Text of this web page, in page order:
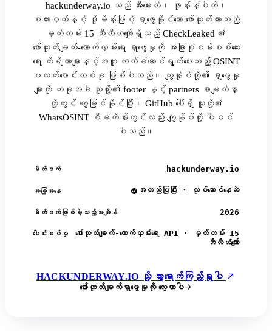
hackunderway.io သည် အီးမေးလ်၊ ဖုန်းနံပါတ်၊
စကားဝှက်နှင့် ဒိုမိန်းဖြင့် ရှာဖွေနိုင်သော ဖော်ထုတ်ထားသည့်
မှတ်တမ်း 15 ဘီလီယံကျော်ရှိသည့် CheckLeaked ၏
ဖော်ထုတ်ချက်-ထောက်လှမ်းရေး ရှာဖွေမှုကို အခြားစုံစမ်းစစ်ဆေး
ရေး ကိရိယာများနှင့်အတူ လက်ခံဆောင်ရွက်ပေးသည့် OSINT
ပလက်ဖောင်းတစ်ခု ဖြစ်ပါသည်။ ကျွန်ုပ်တို့၏ ရှာဖွေမှု
များကို ယခုအခါ သူတို့၏ footer နှင့် partners စာမျက်နှာ
တို့တွင် တွေ့မြင်နိုင်ပြီး၊ GitHub ပေါ်ရှိ သူတို့၏
WhatsOSINT စီမံကိန်းတွင်လည်း ကျွန်ုပ်တို့ ပါဝင်
ပါသည်။
မိတ်ဖက် hackunderway.io
အခြေအနေ အတည်ပြုပြီး · လုပ်ဆောင်နေဆဲ
မိတ်ဖက်ဖြစ်ခဲ့သည့်အချိန် 2026
ပေါင်းစပ်မှု
ဖော်ထုတ်ချက်-ထောက်လှမ်းရေး API · မှတ်တမ်း 15
ဘီလီယံကျော်
HACKUNDERWAY.IO သို့ သွားရောက်ကြည့်ရှုပါ
ဖော်ထုတ်ချက်ရှာဖွေမှုကို လေ့လာပါ